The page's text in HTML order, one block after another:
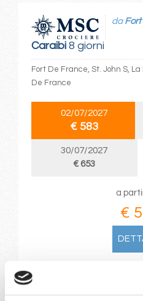
Caraibi8 giorni
da Fort
Fort De France, St. John S,
De France
02/07/2027
€ 583
30/07/2027
€ 653
a
€